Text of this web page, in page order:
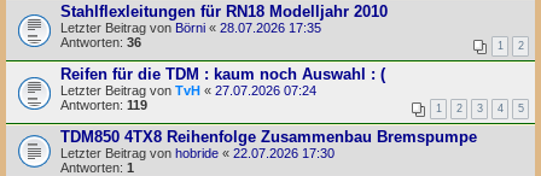
Stahlflexleitungen für RN18 Modelljahr 2010
Letzter Beitrag von Börni « 28.07.2026 17:35
Antworten: 36 1 2
Reifen für die TDM : kaum noch Auswahl : (
Letzter Beitrag von TvH « 27.07.2026 07:24
Antworten: 119 1 2 3 4 5
TDM850 4TX8 Reihenfolge Zusammenbau Bremspumpe
Letzter Beitrag von hobride « 22.07.2026 17:30
Antworten: 1